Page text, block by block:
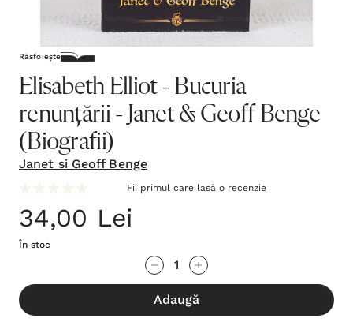
Răsfoiește
Elisabeth Elliot - Bucuria
renunțării - Janet & Geoff Benge
(Biografii)
Janet si Geoff Benge
Fii primul care lasă o recenzie
34,00 Lei
În stoc
te!
Stocul
Adaugă